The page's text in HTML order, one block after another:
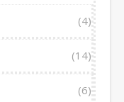
(4)
(14)
(6)